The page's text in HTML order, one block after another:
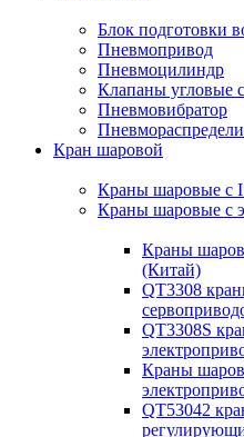
Блок подготовки
Пневмопривод
Пневмоцилиндр
Клапаны угловые
Пневмовибратор
Кран шаровой
Краны шаровые с
Краны шаровые с
Краны
(Китай)
QT3308
QT3308S
Краны
QT53042